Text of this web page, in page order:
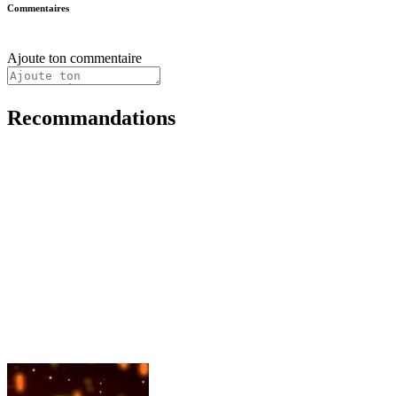
Commentaires
Ajoute ton commentaire
Recommandations